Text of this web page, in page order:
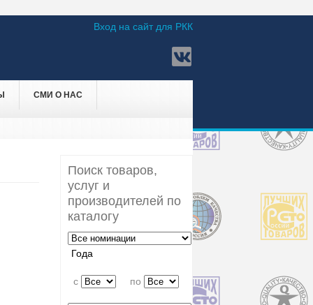
Вход на сайт для РКК
СМИ О НАС
Поиск товаров,
услуг и
производителей по
каталогу
Года
c по